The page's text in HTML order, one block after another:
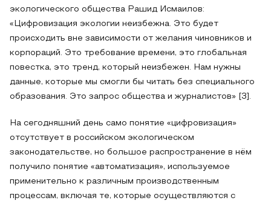
экологического общества Рашид Исмаилов:
«Цифровизация экологии неизбежна. Это будет
происходить вне зависимости от желания чиновников и
корпораций. Это требование времени, это глобальная
повестка, это тренд, который неизбежен. Нам нужны
данные, которые мы смогли бы читать без специального
образования. Это запрос общества и журналистов» [3].
На сегодняшний день само понятие «цифровизация»
отсутствует в российском экологическом
законодательстве, но большое распространение в нём
получило понятие «автоматизация», используемое
применительно к различным производственным
процессам, включая те, которые осуществляются с